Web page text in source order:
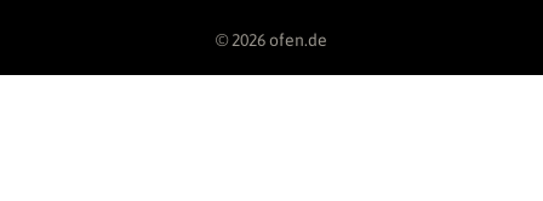
© 2026 ofen.de